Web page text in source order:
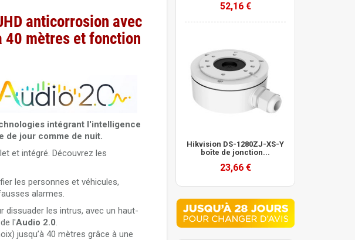
40 mètres 100% cuivre
LSZH Dahua PFM923I-6UN-C
Dahua PFM920I-5EUN
mètres 100% cuivre Dahua
C
anticorrosion avec
40 mètres et fonction
intégrant l'intelligence
de jour comme de nuit.
et intégré. Découvrez les
les personnes et véhicules,
alarmes.
dissuader les intrus, avec un haut-
l'Audio 2.0.
jusqu’à 40 mètres grâce à une
52,16 €
Hikvision DS-1280ZJ-XS-Y
boîte de jonction...
23,66 €